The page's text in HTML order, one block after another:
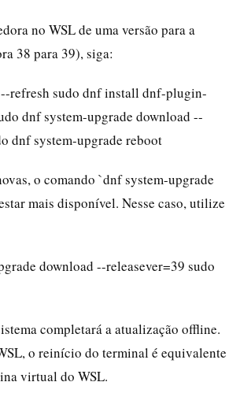
no WSL de uma versão para a
38 para 39), siga:
refresh sudo dnf install dnf-plugin-
dnf system-upgrade download --
dnf system-upgrade reboot
o comando `dnf system-upgrade
mais disponível. Nesse caso, utilize
download --releasever=39 sudo
completará a atualização offline.
o reinício do terminal é equivalente
virtual do WSL.